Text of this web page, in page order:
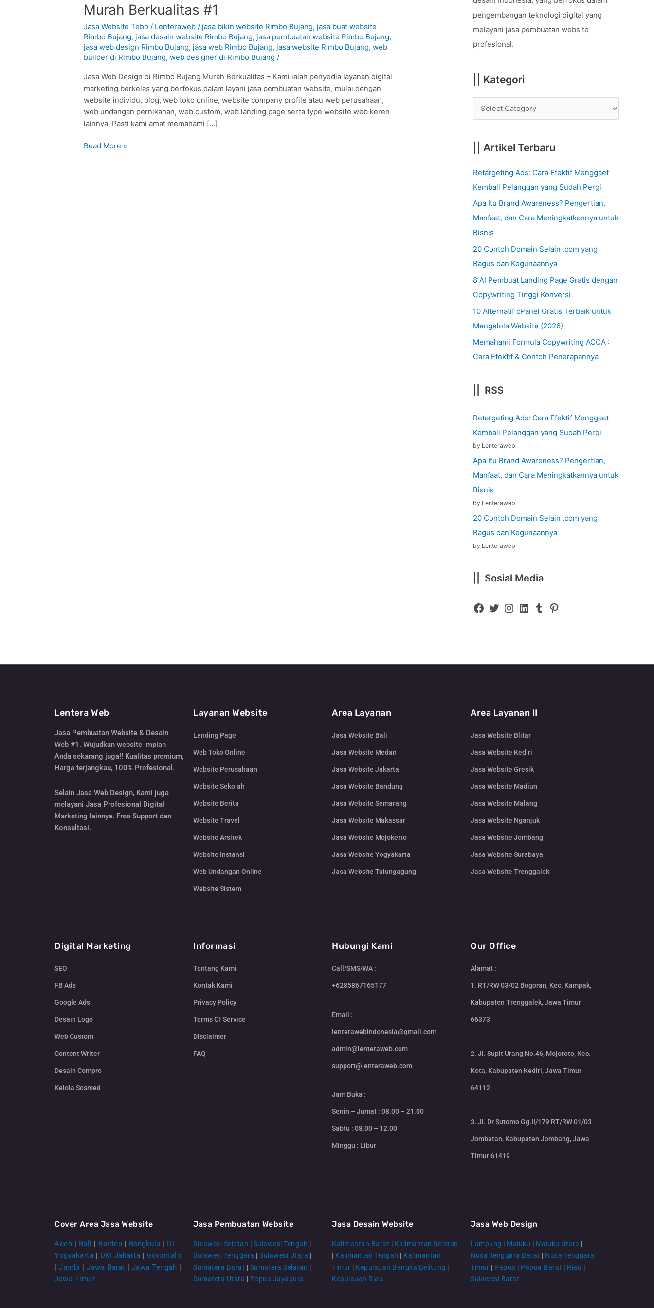
Murah Berkualitas #1
Jasa Website Tebo / Lenteraweb/ jasa bikin website Rimbo Bujang, jasa buat website
Rimbo Bujang, jasa desain website Rimbo Bujang, jasa pembuatan website Rimbo Bujang,
jasa web design Rimbo Bujang, jasa web Rimbo Bujang, jasa website Rimbo Bujang,web
builder di Rimbo Bujang,web designer di Rimbo Bujang /
Jasa Web Design di Rimbo Bujang Murah Berkualitas – Kami ialah penyedia layanan digital
marketing berkelas yang berfokus dalam layani jasa pembuatan website, mulai dengan
website individu, blog, web toko online, website company profile atau web perusahaan,
web undangan pernikahan, web custom, web landing page serta type website web keren
lainnya. Pasti kami amat memahami […]
Design
di
Rimbo
Bujang
–
:
Murah
Berkualitas
#1
Read More »
o
r
:
pengembangan teknologi digital yang
melayani jasa pembuatan website
profesional.
|| Kategori
|| Artikel Terbaru
Retargeting Ads: Cara Efektif Menggaet
Kembali Pelanggan yang Sudah Pergi
Apa Itu Brand Awareness? Pengertian,
Manfaat, dan Cara Meningkatkannya untuk
Bisnis
20 Contoh Domain Selain .com yang
Bagus dan Kegunaannya
8 AI Pembuat Landing Page Gratis dengan
Copywriting Tinggi Konversi
10 Alternatif cPanel Gratis Terbaik untuk
Mengelola Website (2026)
Memahami Formula Copywriting ACCA :
Cara Efektif & Contoh Penerapannya
|| RSS
Retargeting Ads: Cara Efektif Menggaet
Kembali Pelanggan yang Sudah Pergi
by Lenteraweb
Apa Itu Brand Awareness? Pengertian,
Manfaat, dan Cara Meningkatkannya untuk
Bisnis
by Lenteraweb
20 Contoh Domain Selain .com yang
Bagus dan Kegunaannya
by Lenteraweb
|| Sosial Media
Lentera Web
Jasa Pembuatan Website & Desain
Web #1. Wujudkan website impian
Anda sekarang juga!! Kualitas premium,
Harga terjangkau, 100% Profesional.
Selain Jasa Web Design, Kami juga
melayani Jasa Profesional Digital
Marketing lainnya. Free Support dan
Konsultasi.
Layanan Website
Landing Page
Web Toko Online
Website Perusahaan
Website Sekolah
Website Berita
Website Travel
Website Arsitek
Website Instansi
Web Undangan Online
Website Sistem
Area Layanan
Jasa Website Bali
Jasa Website Medan
Jasa Website Jakarta
Jasa Website Bandung
Jasa Website Semarang
Jasa Website Makassar
Jasa Website Mojokerto
Jasa Website Yogyakarta
Jasa Website Tulungagung
Area Layanan II
Jasa Website Blitar
Jasa Website Kediri
Jasa Website Gresik
Jasa Website Madiun
Jasa Website Malang
Jasa Website Nganjuk
Jasa Website Jombang
Jasa Website Surabaya
Jasa Website Trenggalek
Digital Marketing
SEO
FB Ads
Google Ads
Desain Logo
Web Custom
Content Writer
Desain Compro
Kelola Sosmed
Informasi
Tentang Kami
Kontak Kami
Privacy Policy
Terms Of Service
Disclaimer
FAQ
Hubungi Kami
Call/SMS/WA :
+6285867165177
Email :
lenterawebindonesia@gmail.com
admin@lenteraweb.com
support@lenteraweb.com
Jam Buka :
Senin – Jumat : 08.00 – 21.00
Sabtu : 08.00 – 12.00
Minggu : Libur
Our Office
Alamat :
1. RT/RW 03/02 Bogoran, Kec. Kampak,
Kabupaten Trenggalek, Jawa Timur
66373
2. Jl. Supit Urang No.46, Mojoroto, Kec.
Kota, Kabupaten Kediri, Jawa Timur
64112
3. Jl. Dr Sutomo Gg.II/179 RT/RW 01/03
Jombatan, Kabupaten Jombang, Jawa
Timur 61419
Cover Area Jasa Website
Aceh | Bali | Banten | Bengkulu | DI
Yogyakarta | DKI Jakarta | Gorontalo
| Jambi | Jawa Barat | Jawa Tengah |
Jawa Timur
Jasa Pembuatan Website
Sulawesi Selatan | Sulawesi Tengah |
Sulawesi Tenggara | Sulawesi Utara |
Sumatera Barat | Sumatera Selatan |
Sumatera Utara | Papua Jayapura
Jasa Desain Website
Kalimantan Barat | Kalimantan Selatan
| Kalimantan Tengah | Kalimantan
Timur | Kepulauan Bangka Belitung |
Kepulauan Riau
Jasa Web Design
Lampung | Maluku | Maluku Utara |
Nusa Tenggara Barat | Nusa Tenggara
Timur | Papua | Papua Barat | Riau |
Sulawesi Barat